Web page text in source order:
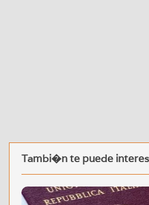
Tambi�n te puede